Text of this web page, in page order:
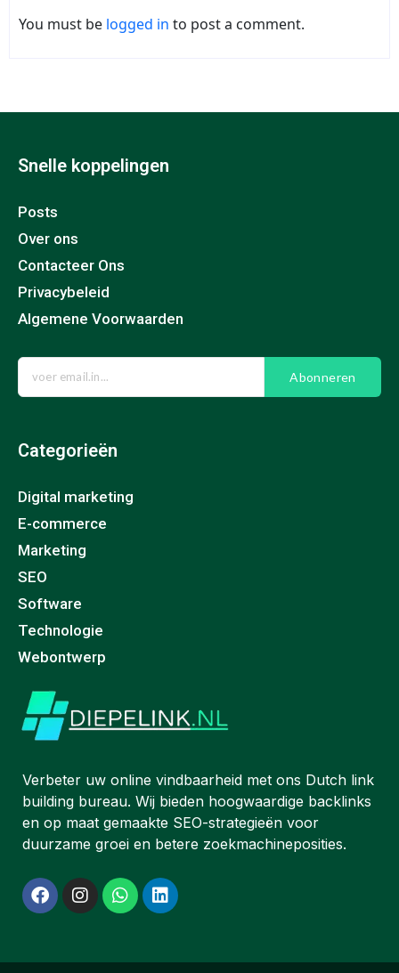
You must be logged in to post a comment.
Snelle koppelingen
Posts
Over ons
Contacteer Ons
Privacybeleid
Algemene Voorwaarden
Abonneren
Categorieën
Digital marketing
E-commerce
Marketing
SEO
Software
Technologie
Webontwerp
Verbeter uw online vindbaarheid met ons Dutch link
building bureau. Wij bieden hoogwaardige backlinks
en op maat gemaakte SEO-strategieën voor
duurzame groei en betere zoekmachineposities.